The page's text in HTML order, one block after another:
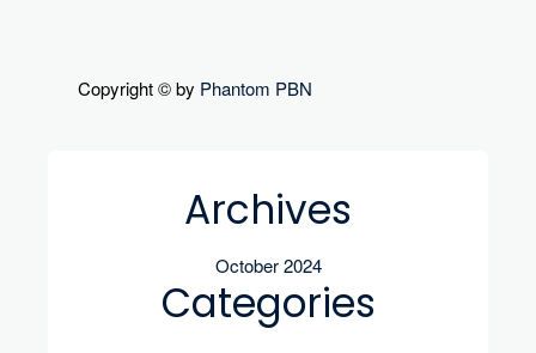
Copyright © by Phantom PBN
Archives
October 2024
Categories